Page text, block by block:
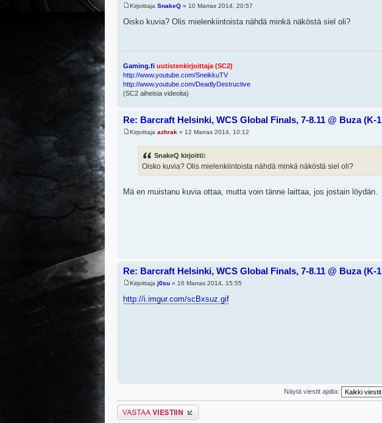
Kirjoittaja SnakeQ » 10 Marras 2014, 20:57
Oisko kuvia? Olis mielenkiintoista nähdä minkä näköstä siel oli?
Gaming.fi uutistenkirjoittaja (SC2)
http://www.youtube.com/SneikkuTV
http://www.youtube.com/DeadlyDestructive
(SC2 aiheisia videoita)
Re: Barcraft Helsinki, WCS Global Finals, 7-8.11 @ Buza (K-1
Kirjoittaja azhrak » 12 Marras 2014, 10:12
SnakeQ kirjoitti:
Oisko kuvia? Olis mielenkiintoista nähdä minkä näköstä siel oli?
Mä en muistanu kuvia ottaa, mutta voin tänne laittaa, jos jostain löydän.
Re: Barcraft Helsinki, WCS Global Finals, 7-8.11 @ Buza (K-1
Kirjoittaja j0su » 16 Marras 2014, 15:55
http://i.imgur.com/scBxsuz.gif
Näytä viestit ajalta:
Lähetä vastaus